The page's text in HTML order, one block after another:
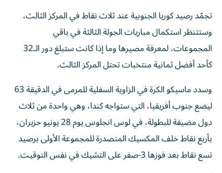
تجمّد رصيد كوريا الجنوبية عند ثلاث نقاط في المركز الثالث،
وستتنظر استكمال مباريات الجولة الثالثة في باقي
المجموعات، لمعرفة مصيرها وما إذا كانت ستبلغ دور الـ32
كأحد أفضل ثمانية منتخبات تحتل المركز الثالث.
وسدد ماسيكو الكرة ​في الزاوية السفلية للمرمى ‌في الدقيقة 63
ليضع جنوب أفريقيا، التي ستواجه كندا، وهي ⁠واحدة من ثلاث
دول مضيفة للبطولة، في لوس انجلوس يوم 28 يونيو ​حزيران،
‌بأربع نقاط خلف المكسيك المتصدرة ‌للمجموعة الأولى برصيد
تسع نقاط بعد فوزها 3-صفر على التشيك في ‌نفس التوقيت.